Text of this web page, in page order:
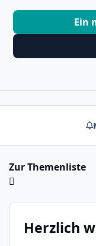
Ein
Zur Themenliste
Herzlich